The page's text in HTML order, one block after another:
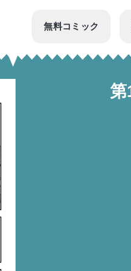
無料コミック